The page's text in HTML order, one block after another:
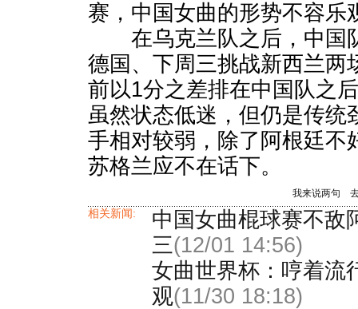
赛，中国女曲的形势不容乐
在乌克兰队之后，中国
德国、下周三挑战新西兰两
前以1分之差排在中国队之
虽然状态低迷，但仍是传统
手相对较弱，除了阿根廷不
苏格兰应不在话下。
我来说两句
相关新闻:
中国女曲棍球赛不敌
三(12/01 14:56)
女曲世界杯：哼着流
观(11/30 18:18)